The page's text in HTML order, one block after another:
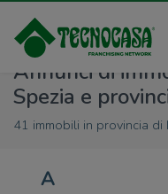
Annunci di
Spezia e
41 immobili in provincia di
A